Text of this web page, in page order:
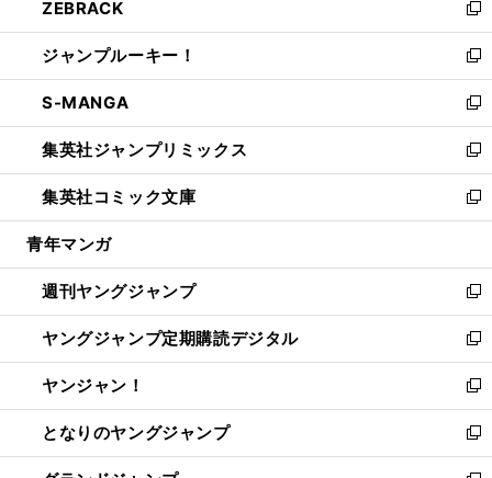
く
で
開
く
ド
ウ
で
開
く
ィ
ン
ド
ウ
で
開
く
い
ウ
ィ
ン
ド
ウ
で
開
く
ZEBRACK
新
し
い
ウ
ィ
ン
ド
ウ
で
開
ジャンプルーキー！
新
し
い
ウ
ィ
ン
ド
ウ
開
く
S-MANGA
新
し
い
ウ
ィ
ン
ウ
で
開
く
集英社ジャンプリミックス
新
し
い
ウ
ン
ド
ウ
で
開
く
集英社コミック文庫
新
し
ウ
ィ
ン
ド
ウ
で
開
く
青年マンガ
週刊ヤングジャンプ
新
し
い
ウ
ィ
ン
ド
ウ
ヤングジャンプ定期購読デジタル
新
し
い
ウ
ィ
ン
ヤンジャン！
新
し
い
ウ
となりのヤングジャンプ
新
し